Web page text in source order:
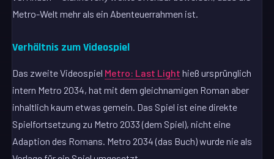
Metro-Welt mehr als ein Abenteuerrahmen ist.
Verhältnis zum Videospiel
Das zweite Videospiel Metro: Last Light hieß ursprünglich
intern Metro 2034, hat mit dem gleichnamigen Roman aber
inhaltlich kaum etwas gemein. Das Spiel ist eine direkte
Spielfortsetzung zu Metro 2033 (dem Spiel), nicht eine
Adaption des Romans. Metro 2034 (das Buch) wurde nie als